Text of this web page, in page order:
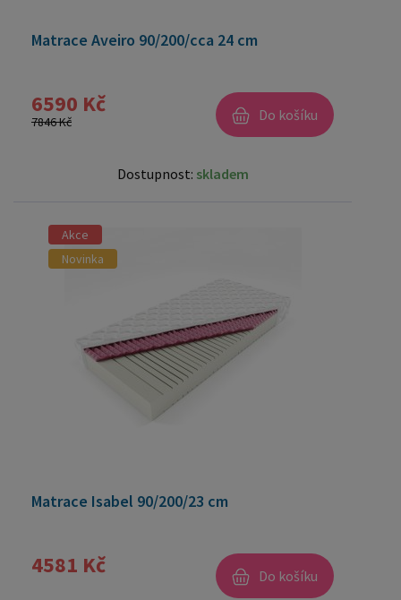
Matrace Aveiro 90/200/cca 24 cm
6590 Kč
7846 Kč Do košíku
Dostupnost: skladem
Akce
Novinka
Matrace Isabel 90/200/23 cm
4581 Kč Do košíku